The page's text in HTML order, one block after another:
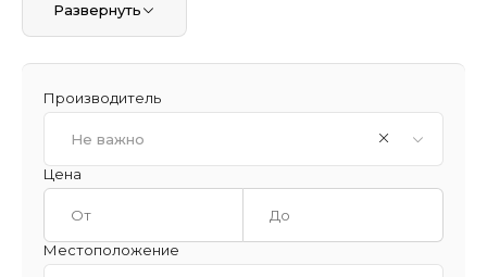
Развернуть
Производитель
Не важно
Цена
Местоположение